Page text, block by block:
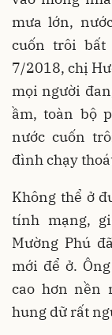
mưa lớn,
cuốn trôi
7/2018, chị
mọi người
ầm, toàn bộ
nước cuốn
đình chạy
Không thể ở
tính mạng,
Mường Phú
mới để ở.
cao hơn nền
hung dữ rất